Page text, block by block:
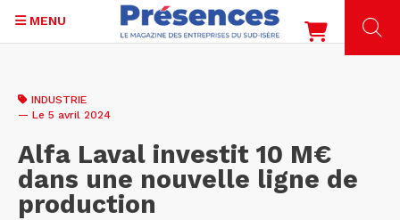
contenu
MENU
INDUSTRIE
— Le 5 avril 2024
Alfa Laval investit 10 M€
dans une nouvelle ligne de
production